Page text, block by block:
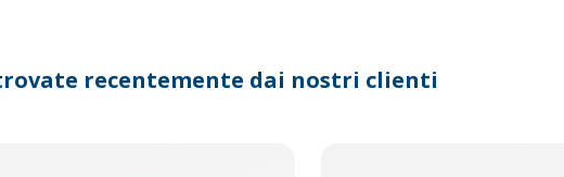
recentemente dai nostri clienti